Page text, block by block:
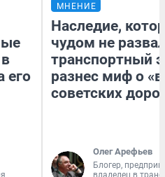
его
МНЕНИЕ
Наследие,
чудом не
транспортный
разнес миф о
советских
Олег Арефьев
Блогер,